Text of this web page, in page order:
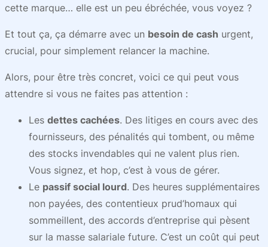
cette marque… elle est un peu ébréchée, vous voyez ?
Et tout ça, ça démarre avec un besoin de cash urgent,
crucial, pour simplement relancer la machine.
Alors, pour être très concret, voici ce qui peut vous
attendre si vous ne faites pas attention :
Les dettes cachées. Des litiges en cours avec des
fournisseurs, des pénalités qui tombent, ou même
des stocks invendables qui ne valent plus rien.
Vous signez, et hop, c’est à vous de gérer.
Le passif social lourd. Des heures supplémentaires
non payées, des contentieux prud’homaux qui
sommeillent, des accords d’entreprise qui pèsent
sur la masse salariale future. C’est un coût qui peut